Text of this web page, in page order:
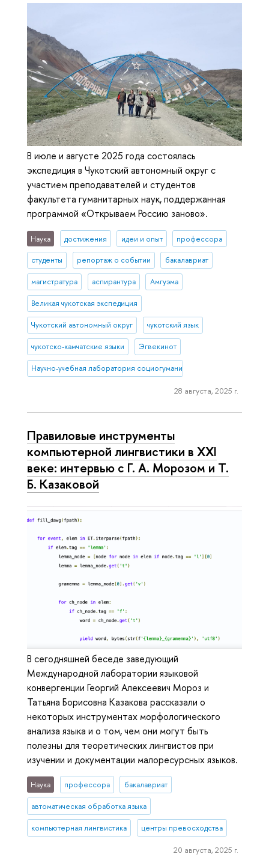
В июле и августе 2025 года состоялась
экспедиция в Чукотский автономный округ с
участием преподавателей и студентов
факультета гуманитарных наук, поддержанная
программой «Открываем Россию заново».
Наука достижения идеи и опыт профессора
студенты репортаж о событии бакалавриат
магистратура аспирантура Амгуэма
Великая чукотская экспедиция
Чукотский автономный округ чукотский язык
чукотско-камчатские языки Эгвекинот
Научно-учебная лаборатория социогуманитарных исследований
28 августа, 2025 г.
Правиловые инструменты
компьютерной лингвистики в XXI
веке: интервью с Г. А. Морозом и Т.
Б. Казаковой
В сегодняшней беседе заведующий
Международной лаборатории языковой
конвергенции Георгий Алексеевич Мороз и
Татьяна Борисовна Казакова рассказали о
некоторых инструментах морфологического
анализа языка и о том, чем они могут быть
полезны для теоретических лингвистов при
изучении и документации малоресурсных языков.
Наука профессора бакалавриат
автоматическая обработка языка
компьютерная лингвистика центры превосходства
20 августа, 2025 г.